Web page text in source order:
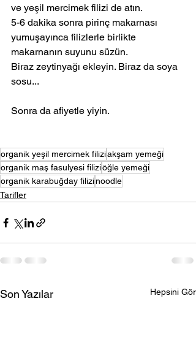
ve yeşil mercimek filizi de atın.
5-6 dakika sonra pirinç makarnası
yumuşayınca filizlerle birlikte
makarnanın suyunu süzün.
Biraz zeytinyağı ekleyin. Biraz da soya
sosu...
Sonra da afiyetle yiyin.
organik yeşil mercimek filiziakşam yemeği
organik maş fasulyesi filiziöğle yemeği
organik karabuğday filizinoodle
Tarifler
Son Yazılar Hepsini Gör